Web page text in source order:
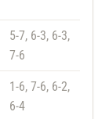
5-7, 6-3, 6-3,
7-6
1-6, 7-6, 6-2,
6-4